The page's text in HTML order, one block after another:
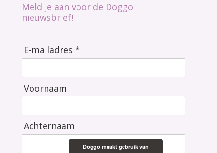
Meld je aan voor de Doggo
nieuwsbrief!
E-mailadres *
Voornaam
Achternaam
Doggo maakt gebruik van